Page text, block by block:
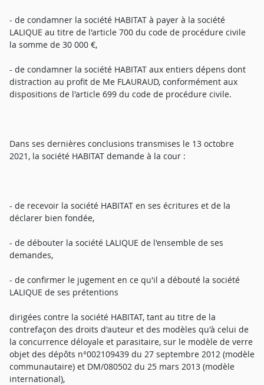
- de condamner la société HABITAT à payer à la société
LALIQUE au titre de l'article 700 du code de procédure civile
la somme de 30 000 €,
- de condamner la société HABITAT aux entiers dépens dont
distraction au profit de Me FLAURAUD, conformément aux
dispositions de l'article 699 du code de procédure civile.
Dans ses dernières conclusions transmises le 13 octobre
2021, la société HABITAT demande à la cour :
- de recevoir la société HABITAT en ses écritures et de la
déclarer bien fondée,
- de débouter la société LALIQUE de l'ensemble de ses
demandes,
- de confirmer le jugement en ce qu'il a débouté la société
LALIQUE de ses prétentions
dirigées contre la société HABITAT, tant au titre de la
contrefaçon des droits d'auteur et des modèles qu'à celui de
la concurrence déloyale et parasitaire, sur le modèle de verre
objet des dépôts n°002109439 du 27 septembre 2012 (modèle
communautaire) et DM/080502 du 25 mars 2013 (modèle
international),